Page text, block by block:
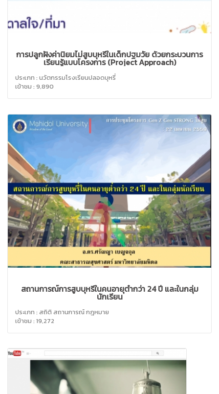
การปลูกฝังค่านิยมไม่สูบบุหรี่ในเด็กปฐมวัย ด้วยกระบวนการ
เรียนรู้แบบโครงการ (Project Approach)
ประเภท : นวัตกรรมโรงเรียนปลอดบุหรี่
เข้าชม : 9,890
สถานการณ์การสูบบุหรี่ในคนอายุต่ำกว่า 24 ปี และในกลุ่ม
นักเรียน
ประเภท : สถิติ สถานการณ์ กฎหมาย
เข้าชม : 19,272